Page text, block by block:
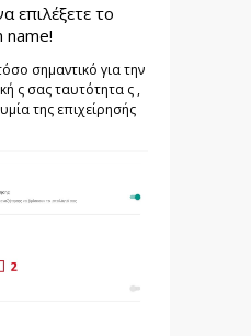
επιλέξετε το
name!
σημαντικό για την
ς σας ταυτότητα ς ,
της επιχείρησής